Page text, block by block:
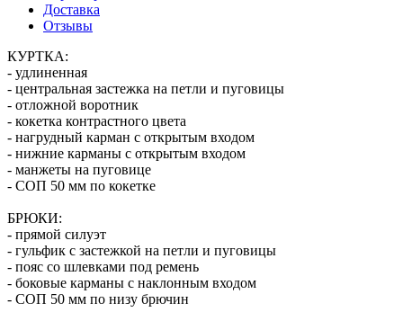
Доставка
Отзывы
КУРТКА:
- удлиненная
- центральная застежка на петли и пуговицы
- отложной воротник
- кокетка контрастного цвета
- нагрудный карман с открытым входом
- нижние карманы с открытым входом
- манжеты на пуговице
- СОП 50 мм по кокетке
БРЮКИ:
- прямой силуэт
- гульфик с застежкой на петли и пуговицы
- пояс со шлевками под ремень
- боковые карманы с наклонным входом
- СОП 50 мм по низу брючин